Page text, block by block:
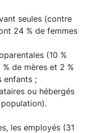
seules (contre
24 % de femmes
(10 %
de mères et 2 %
enfants ;
ou hébergés
les employés (31